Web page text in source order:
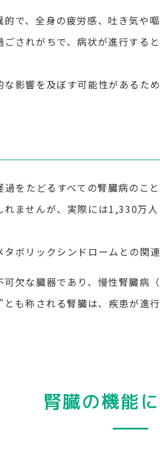
で、全身の疲労感、吐き気や
されがちで、病状が進行する
影響を及ぼす可能性があるた
をたどるすべての腎臓病のこと
ませんが、実際には1,330万
ボリックシンドロームとの関
欠な臓器であり、慢性腎臓病
も称される腎臓は、疾患が進
腎臓の機能